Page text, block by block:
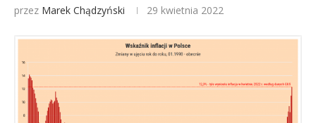
przez Marek Chądzyński 29 kwietnia 2022